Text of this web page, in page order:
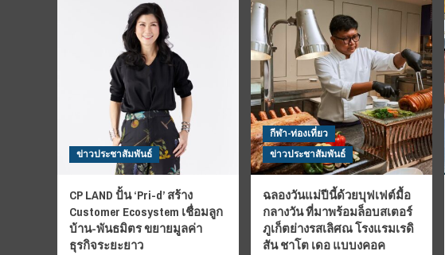
ข่าวประชาสัมพันธ์
CP LAND ปั้น ‘Pri-d’ สร้าง
Customer Ecosystem เชื่อมลูก
บ้าน-พันธมิตร ขยายมูลค่า
ธุรกิจระยะยาว
กีฬา-ท่องเที่ยว
ข่าวประชาสัมพันธ์
ฉลองวันแม่ปีนี้ด้วยบุฟเฟต์มื้อ
กลางวัน ที่มาพร้อมล็อบสเตอร์
ภูเก็ตย่างรสเลิศณ โรงแรมเรดิ
สัน ชาโต เดอ แบบงคอค